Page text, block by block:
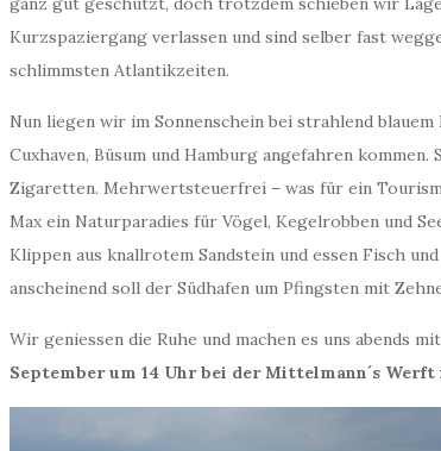
Kurzspaziergang verlassen und sind selber fast
schlimmsten Atlantikzeiten.
Nun liegen wir im Sonnenschein bei strahlend
Cuxhaven, Büsum und Hamburg angefahren
Zigaretten. Mehrwertsteuerfrei – was für ein
Max ein Naturparadies für Vögel, Kegelrobben und
Klippen aus knallrotem Sandstein und essen Fisch
anscheinend soll der Südhafen um Pfingsten mit
Wir geniessen die Ruhe und machen es uns abends
September um 14 Uhr bei der Mittelmann´s